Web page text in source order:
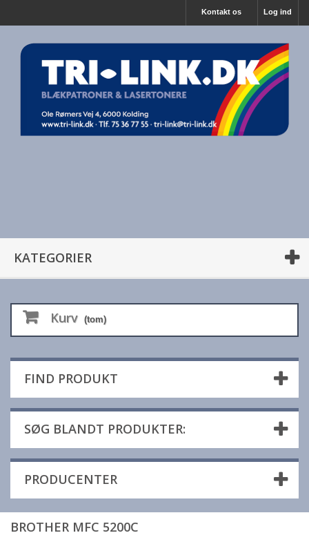
Log ind
Kontakt os
KATEGORIER
Kurv (tom)
FIND PRODUKT
SØG BLANDT PRODUKTER:
PRODUCENTER
BROTHER MFC 5200C